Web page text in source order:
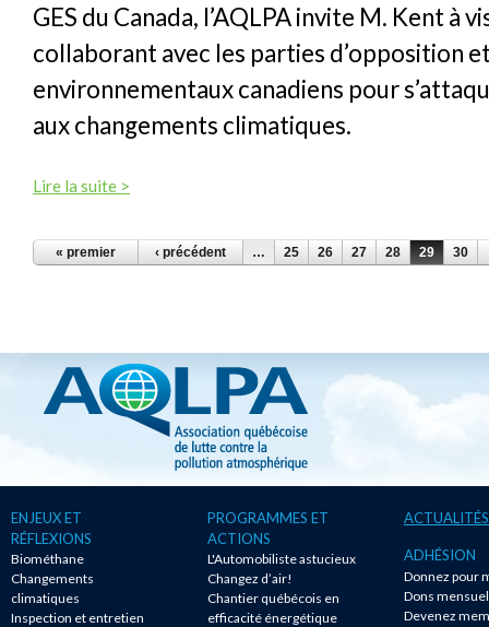
GES du Canada, l’AQLPA invite M. Kent à
collaborant avec les parties d’opposition
environnementaux canadiens pour
aux changements climatiques.
Lire la suite >
PAGES
« premier ‹ précédent … 25 26 27 28 29 30
ENJEUX ET
RÉFLEXIONS
Biométhane
Changements
climatiques
Inspection et entretien
PROGRAMMES ET
ACTIONS
L'Automobiliste astucieux
Changez d’air!
Chantier québécois en
efficacité énergétique
ACTUALITÉS
ADHÉSION
Donnez pour
Dons
Devenez